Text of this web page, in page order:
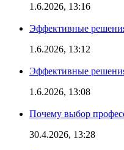
1.6.2026, 13:16
Эффективные
1.6.2026, 13:12
Эффективные
1.6.2026, 13:08
Почему выбор
30.4.2026, 13:28